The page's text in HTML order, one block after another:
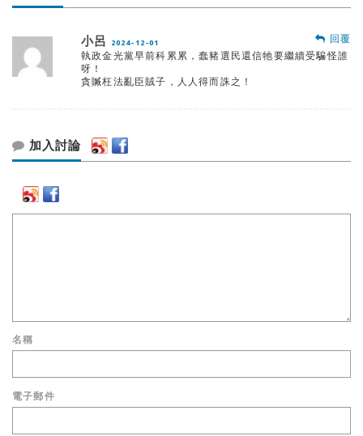
小呂 2024-12-01
執政金光黨早前科累累，蠢豬選民還信牠要繼續受騙怪誰
呀！
貪贓枉法亂臣賊子，人人得而誅之！
回覆
加入討論
名稱
電子郵件